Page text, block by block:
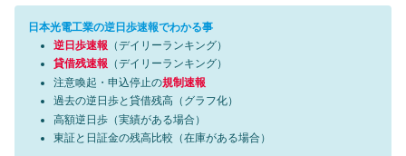
日本光電工業の逆日歩速報でわかる事
逆日歩速報 （デイリーランキング）
貸借残速報 （デイリーランキング）
注意喚起・申込停止の規制速報
過去の逆日歩と貸借残高（グラフ化）
高額逆日歩（実績がある場合）
東証と日証金の残高比較（在庫がある場合）